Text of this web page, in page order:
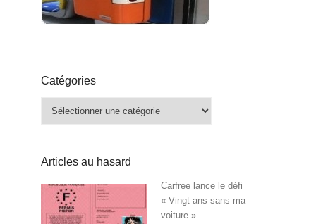
Catégories
Catégories
Articles au hasard
Carfree lance le défi
« Vingt ans sans ma
voiture »